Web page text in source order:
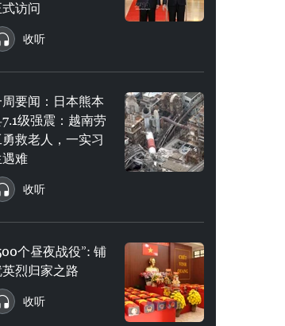
式访问
收听
要闻：日本熊本
级强震：越南劳
救老人，一实习
难
收听
个昼夜战役”: 铺
烈归家之路
收听